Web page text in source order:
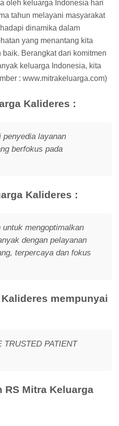
oleh keluarga Indonesia hari
tahun melayani masyarakat
dinamika dalam
yang menantang kita
Berangkat dari komitmen
keluarga Indonesia, kita
: www.mitrakeluarga.com)
Kalideres :
penyedia layanan
berfokus pada
Kalideres :
mengoptimalkan
dengan pelayanan
terpercaya dan fokus
mempunyai
TRUSTED PATIENT
RS Mitra Keluarga